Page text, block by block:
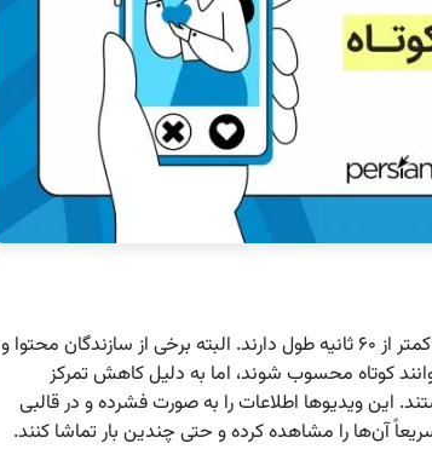
ویدیوهای کوتاه به ویدیوهایی گفته می‌شود که معمولاً کمتر از ۶۰ ثانیه طول دارند. البته برخی از سازندگان محتوا و
که ویدیوهای تا ۳ دقیقه نیز می‌توانند کوتاه محسوب شوند، اما به دلیل کاهش تمرکز
این ویدیوها اطلاعات را به صورت فشرده و در قالبی
آن‌ها را مشاهده کرده و حتی چندین بار تماشا کنند.